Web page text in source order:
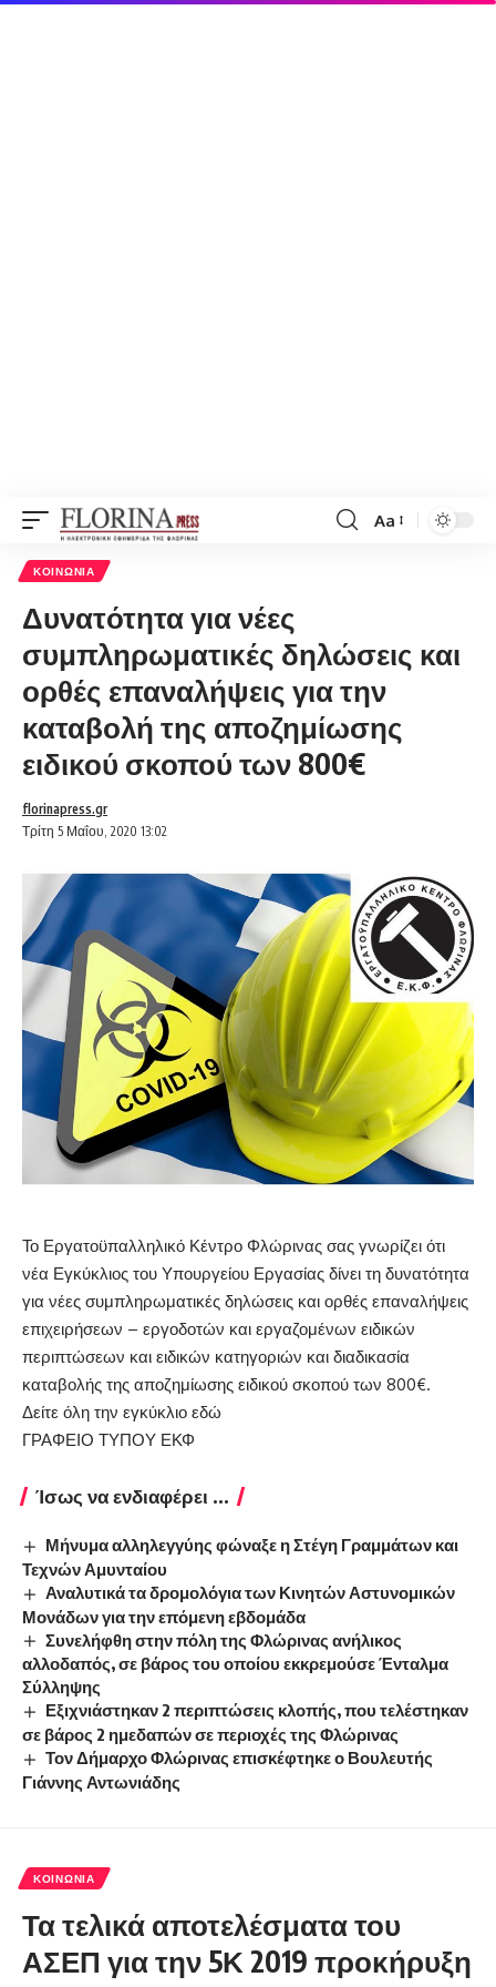
Font
Aa
ΚΟΙΝΩΝΊΑ
Δυνατότητα για νέες
συμπληρωματικές δηλώσεις και
ορθές επαναλήψεις για την
καταβολή της αποζημίωσης
ειδικού σκοπού των 800€
Τρίτη 5 Μαΐου, 2020 13:02
florinapress.gr
Το Εργατοϋπαλληλικό Κέντρο Φλώρινας σας γνωρίζει ότι
νέα Εγκύκλιος του Υπουργείου Εργασίας δίνει τη δυνατότητα
για νέες συμπληρωματικές δηλώσεις και ορθές επαναλήψεις
επιχειρήσεων – εργοδοτών και εργαζομένων ειδικών
περιπτώσεων και ειδικών κατηγοριών και διαδικασία
καταβολής της αποζημίωσης ειδικού σκοπού των 800€.
Δείτε όλη την εγκύκλιο εδώ
ΓΡΑΦΕΙΟ ΤΥΠΟΥ ΕΚΦ
Ίσως να ενδιαφέρει ...
Μήνυμα αλληλεγγύης φώναξε η Στέγη Γραμμάτων και
Τεχνών Αμυνταίου
Αναλυτικά τα δρομολόγια των Κινητών Αστυνομικών
Μονάδων για την επόμενη εβδομάδα
Συνελήφθη στην πόλη της Φλώρινας ανήλικος
αλλοδαπός, σε βάρος του οποίου εκκρεμούσε Ένταλμα
Σύλληψης
Εξιχνιάστηκαν 2 περιπτώσεις κλοπής, που τελέστηκαν
σε βάρος 2 ημεδαπών σε περιοχές της Φλώρινας
Τον Δήμαρχο Φλώρινας επισκέφτηκε ο Βουλευτής
Γιάννης Αντωνιάδης
ΚΟΙΝΩΝΊΑ
Τα τελικά αποτελέσματα του
ΑΣΕΠ για την 5Κ 2019 προκήρυξη